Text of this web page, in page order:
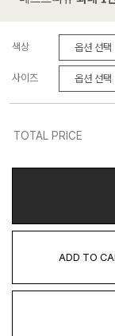
색상
사이즈
TOTAL PRICE
ADD TO